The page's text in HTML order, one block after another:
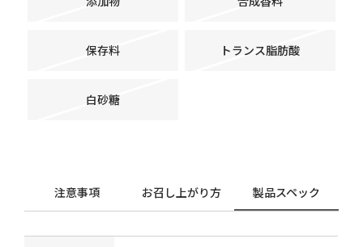
保存料 トランス脂肪酸
白砂糖
注意事項 お召し上がり方 製品スペック